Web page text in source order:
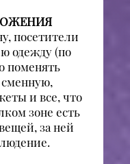
посетители
одежду (по
поменять
и все, что
зоне есть
за ней